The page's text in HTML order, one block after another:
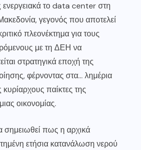
το data center στη
γεγονός που αποτελεί
πλεονέκτημα για τους
με τη ΔΕΗ να
στρατηγικά εποχή της
φέρνοντας στα… λημέρια
κυρίαρχους παίκτες της
οικονομίας.
σημειωθεί πως η αρχικά
ετήσια κατανάλωση νερού